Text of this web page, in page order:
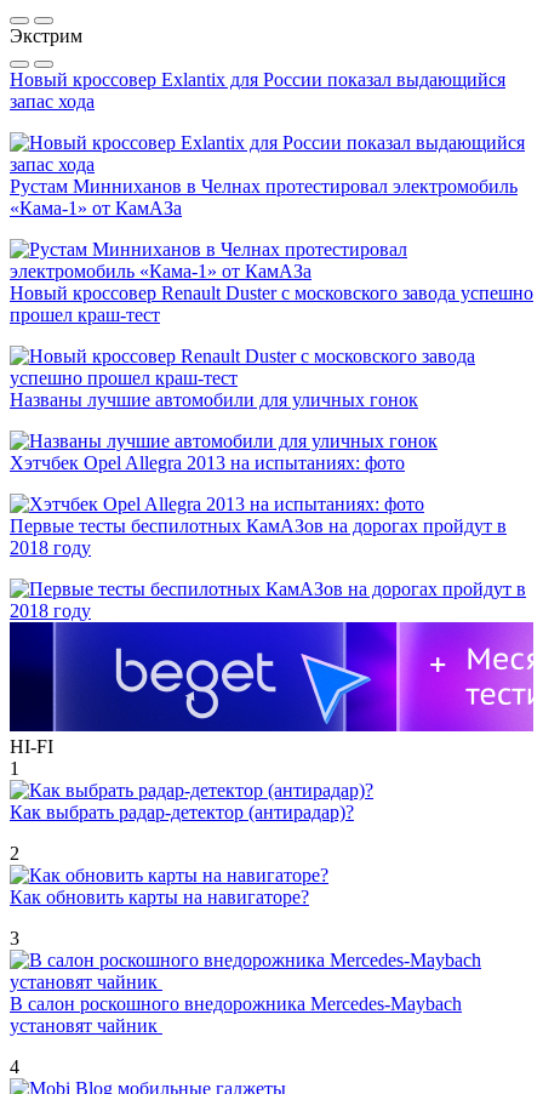
Экстрим
Новый кроссовер Exlantix для России показал выдающийся
запас хода
Рустам Минниханов в Челнах протестировал электромобиль
«Кама-1» от КамАЗа
Новый кроссовер Renault Duster с московского завода успешно
прошел краш-тест
Названы лучшие автомобили для уличных гонок
Хэтчбек Opel Allegra 2013 на испытаниях: фото
Первые тесты беспилотных КамАЗов на дорогах пройдут в
2018 году
HI-FI
1
Как выбрать радар-детектор (антирадар)?
2
Как обновить карты на навигаторе?
3
В салон роскошного внедорожника Mercedes-Maybach
установят чайник
4